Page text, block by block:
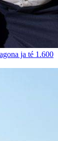
ja té 1.600